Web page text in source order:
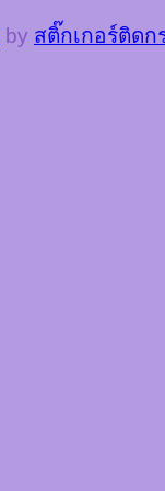
by สติ๊กเกอร์ติดก